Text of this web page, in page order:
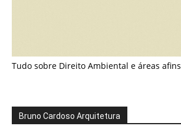
Tudo sobre Direito Ambiental e áreas afins
Bruno Cardoso Arquitetura